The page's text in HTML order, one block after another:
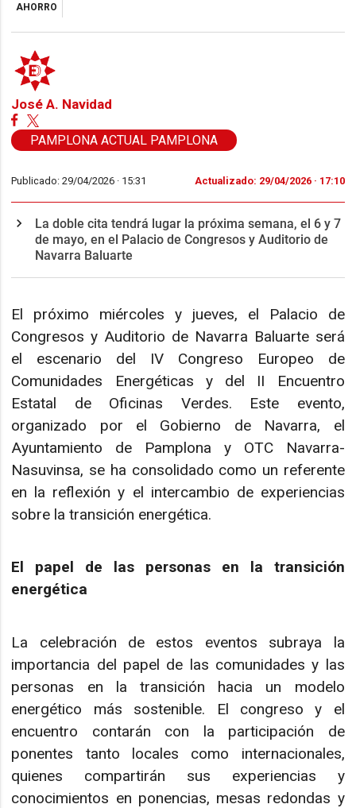
AHORRO
José A. Navidad
PAMPLONA ACTUAL PAMPLONA
Publicado: 29/04/2026 · 15:31 Actualizado: 29/04/2026 · 17:10
La doble cita tendrá lugar la próxima semana, el 6 y 7
de mayo, en el Palacio de Congresos y Auditorio de
Navarra Baluarte
El próximo miércoles y jueves, el Palacio de
Congresos y Auditorio de Navarra Baluarte será
el escenario del IV Congreso Europeo de
Comunidades Energéticas y del II Encuentro
Estatal de Oficinas Verdes. Este evento,
organizado por el Gobierno de Navarra, el
Ayuntamiento de Pamplona y OTC Navarra-
Nasuvinsa, se ha consolidado como un referente
en la reflexión y el intercambio de experiencias
sobre la transición energética.
El papel de las personas en la transición
energética
La celebración de estos eventos subraya la
importancia del papel de las comunidades y las
personas en la transición hacia un modelo
energético más sostenible. El congreso y el
encuentro contarán con la participación de
ponentes tanto locales como internacionales,
quienes compartirán sus experiencias y
conocimientos en ponencias, mesas redondas y